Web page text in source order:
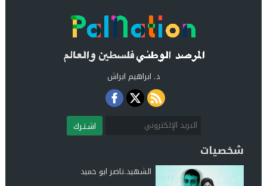
د. ابراهيم ابراش
اشـتـرك
شخصيات
الشهيد.ناصر ابو حميد